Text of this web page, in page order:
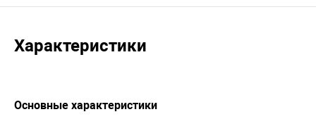
Характеристики
Основные характеристики